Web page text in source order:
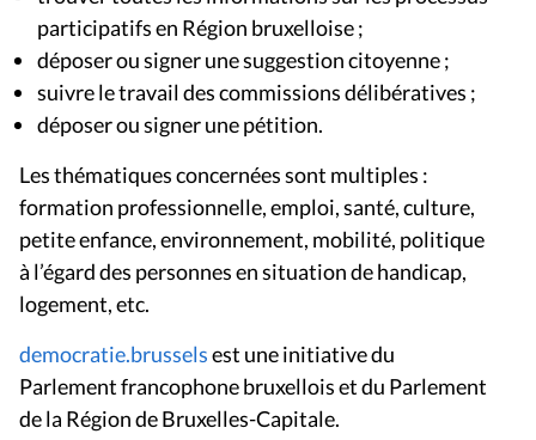
participatifs en Région bruxelloise ;
déposer ou signer une suggestion citoyenne ;
suivre le travail des commissions délibératives ;
déposer ou signer une pétition.
Les thématiques concernées sont multiples :
formation professionnelle, emploi, santé, culture,
petite enfance, environnement, mobilité, politique
à l’égard des personnes en situation de handicap,
logement, etc.
democratie.brusselsest une initiative du
Parlement francophone bruxellois et du Parlement
de la Région de Bruxelles-Capitale.